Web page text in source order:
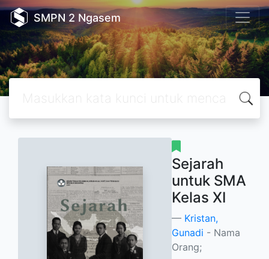
SMPN 2 Ngasem
Sejarah
untuk SMA
Kelas XI
Kristan,
Gunadi - Nama
Orang;